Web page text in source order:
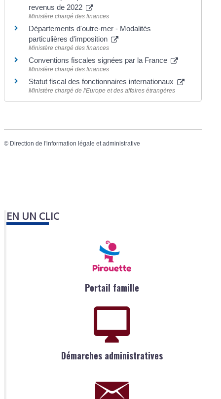
revenus de 2022
Ministère chargé des finances
Départements d'outre-mer - Modalités
particulières d'imposition
Ministère chargé des finances
Conventions fiscales signées par la France
Ministère chargé des finances
Statut fiscal des fonctionnaires internationaux
Ministère chargé de l'Europe et des affaires étrangères
© Direction de l'information légale et administrative
EN UN CLIC
Portail famille
Démarches administratives